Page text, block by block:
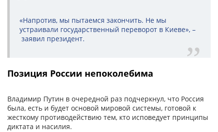
«Напротив, мы пытаемся закончить. Не мы
устраивали государственный переворот в Киеве», –
заявил президент.
Позиция России непоколебима
Владимир Путин в очередной раз подчеркнул, что Россия
была, есть и будет основой мировой системы, готовой к
жесткому противодействию тем, кто исповедует принципы
диктата и насилия.